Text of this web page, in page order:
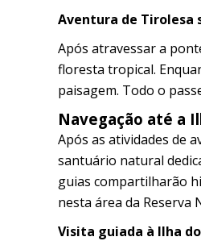
Aventura de Tirolesa
Após atravessar a
floresta tropical.
paisagem. Todo o
Navegação até a
Após as atividades de
santuário natural
guias compartilharão
nesta área da Reserva
Visita guiada à Ilha